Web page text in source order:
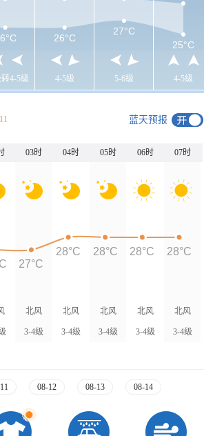
4-5级 4-5级 5-6级 4-5级
26°C
27°C
25°C
蓝天预报
03时 04时 05时 06时 07时
北风
3-4级
北风
3-4级
北风
3-4级
北风
3-4级
北风
3-4级
27°C
28°C 28°C 28°C 28°C
08-12 08-13 08-14